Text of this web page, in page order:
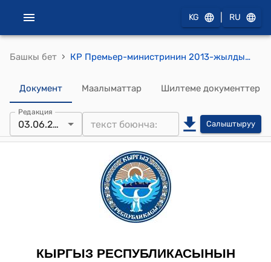
KG RU
Башкы бет › КР Премьер-министринин 2013-жылдын 3-июнундагы № 228 (Б.С.Чокморов тууралуу) буйругу
Документ Маалыматтар Шилтеме документтер
Редакция
03.06.2013 Салыштыруу